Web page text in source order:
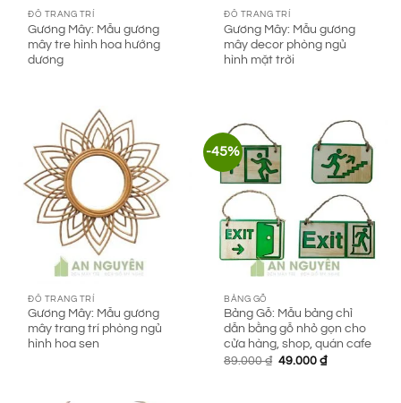
ĐỒ TRANG TRÍ
Gương Mây: Mẫu gương
mây tre hình hoa hướng
dương
ĐỒ TRANG TRÍ
Gương Mây: Mẫu gương
mây decor phòng ngủ
hình mặt trời
ĐỒ TRANG TRÍ
Gương Mây: Mẫu gương
mây trang trí phòng ngủ
hình hoa sen
-45%
BẢNG GỖ
Bảng Gỗ: Mẫu bảng chỉ
dẫn bằng gỗ nhỏ gọn cho
cửa hàng, shop, quán cafe
89.000₫ Giá
49.000₫Giá